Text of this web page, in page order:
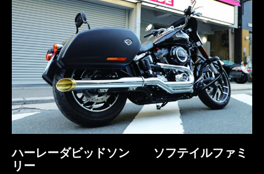
ハーレーダビッドソン ソフテイルファミ
リー